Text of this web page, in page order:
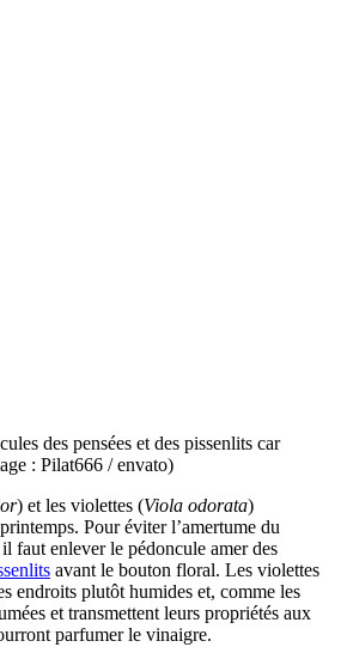
des pensées et des pissenlits car
: Pilat666 / envato)
) et les violettes (Viola odorata)
Pour éviter l’amertume du
faut enlever le pédoncule amer des
avant le bouton floral. Les violettes
endroits plutôt humides et, comme les
et transmettent leurs propriétés aux
parfumer le vinaigre.